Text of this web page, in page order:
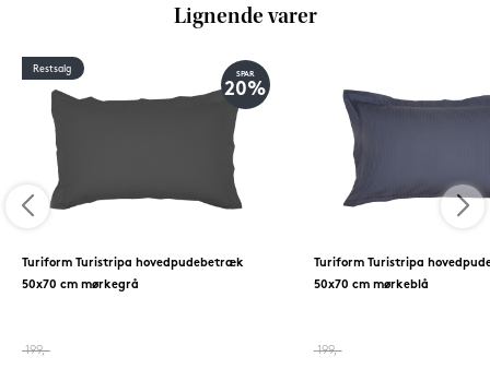
Lignende varer
Restsalg SPAR
20%
Turiform Turistripa hovedpudebetræk
50x70 cm mørkegrå
199,-
Turiform Turistripa
50x70 cm mørkeblå
199,-